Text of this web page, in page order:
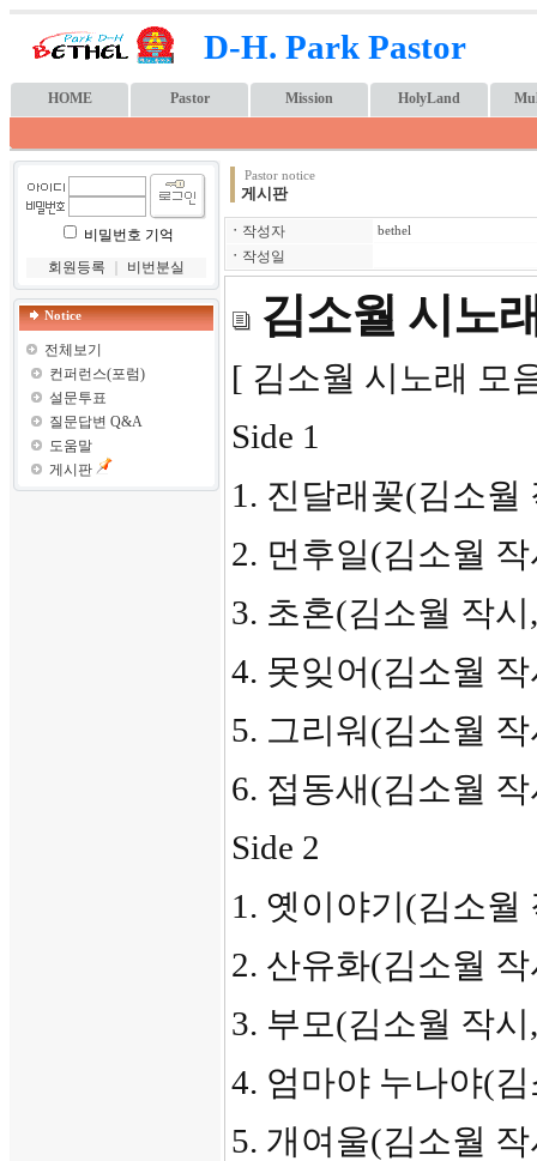
D-H. Park Pastor
HOME Pastor Mission HolyLand
비밀번호 기억
회원등록
비번분실
Notice
전체보기
컨퍼런스(포럼)
설문투표
질문답변 Q&A
도움말
게시판
Pastor notice
게시판
ㆍ 작성자 bethel
ㆍ 작성일
김소월 시노
[ 김소월 시노래 모
Side 1
1. 진달래꽃(김소월
2. 먼후일(김소월
3. 초혼(김소월 작
4. 못잊어(김소월
5. 그리워(김소월
6. 접동새(김소월
Side 2
1. 옛이야기(김소월
2. 산유화(김소월
3. 부모(김소월 작
4. 엄마야 누나야(
5. 개여울(김소월